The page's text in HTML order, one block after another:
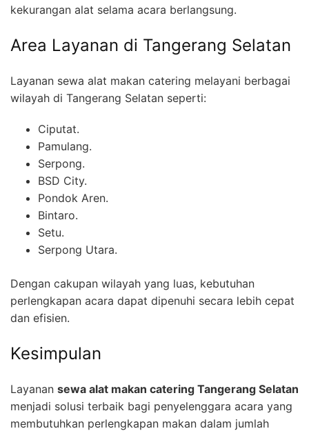
kekurangan alat selama acara berlangsung.
Area Layanan di Tangerang Selatan
Layanan sewa alat makan catering melayani berbagai
wilayah di Tangerang Selatan seperti:
Ciputat.
Pamulang.
Serpong.
BSD City.
Pondok Aren.
Bintaro.
Setu.
Serpong Utara.
Dengan cakupan wilayah yang luas, kebutuhan
perlengkapan acara dapat dipenuhi secara lebih cepat
dan efisien.
Kesimpulan
Layanan sewa alat makan catering Tangerang Selatan
menjadi solusi terbaik bagi penyelenggara acara yang
membutuhkan perlengkapan makan dalam jumlah